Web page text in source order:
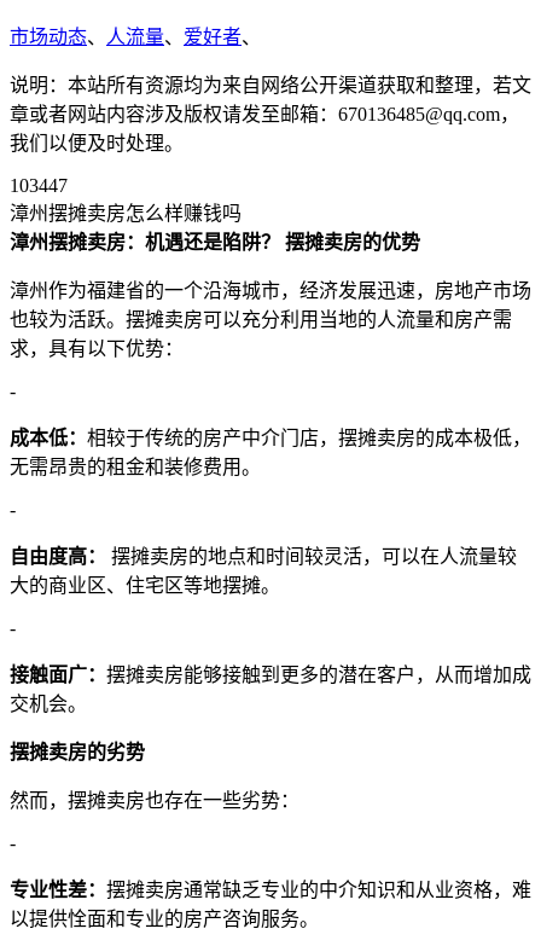
市场动态、 人流量、 爱好者、
说明：本站所有资源均为来自网络公开渠道获取和整理，若文
章或者网站内容涉及版权请发至邮箱：670136485@qq.com，
我们以便及时处理。
103447
漳州摆摊卖房怎么样赚钱吗
漳州摆摊卖房：机遇还是陷阱？
摆摊卖房的优势
漳州作为福建省的一个沿海城市，经济发展迅速，房地产市场
也较为活跃。摆摊卖房可以充分利用当地的人流量和房产需
求，具有以下优势：
-
成本低： 相较于传统的房产中介门店，摆摊卖房的成本极低，
无需昂贵的租金和装修费用。
-
自由度高：
摆摊卖房的地点和时间较灵活，可以在人流量较
大的商业区、住宅区等地摆摊。
-
接触面广： 摆摊卖房能够接触到更多的潜在客户，从而增加成
交机会。
摆摊卖房的劣势
然而，摆摊卖房也存在一些劣势：
-
专业性差： 摆摊卖房通常缺乏专业的中介知识和从业资格，难
以提供恮面和专业的房产咨询服务。